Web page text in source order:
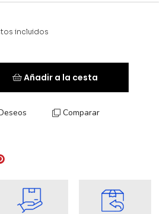
incluidos
Añadir a la cesta
Comparar